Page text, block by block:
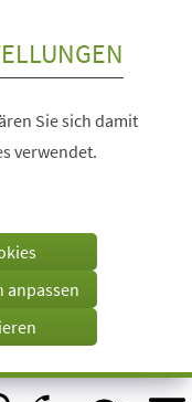
Sie sich damit
verwendet.
anpassen